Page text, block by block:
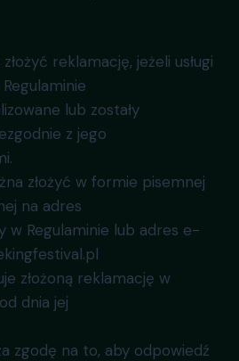
reklamację, jeżeli usługi
lub zostały
z jego
złożyć w formie pisemnej
na adres
w Regulaminie lub adres e-
złożoną reklamację w
dnia jej
zgodę na to, aby odpowiedź